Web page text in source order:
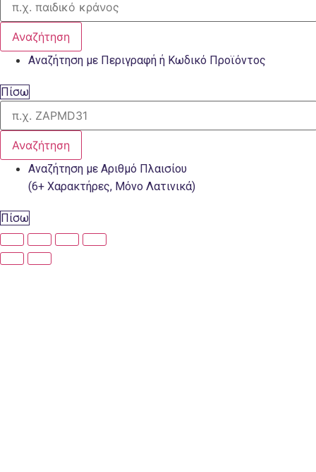
Αναζήτηση
Αναζήτηση με Περιγραφή ή Κωδικό Προϊόντος
Πίσω
Αναζήτηση
Αναζήτηση με Αριθμό Πλαισίου
(6+ Χαρακτήρες, Μόνο Λατινικά)
Πίσω